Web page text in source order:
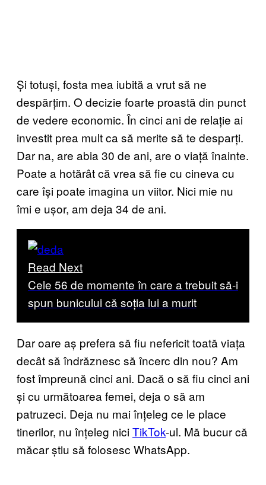
Și totuși, fosta mea iubită a vrut să ne
despărțim. O decizie foarte proastă din punct
de vedere economic. În cinci ani de relație ai
investit prea mult ca să merite să te desparți.
Dar na, are abia 30 de ani, are o viață înainte.
Poate a hotărât că vrea să fie cu cineva cu
care își poate imagina un viitor. Nici mie nu
îmi e ușor, am deja 34 de ani.
Read Next
Cele 56 de momente în care a trebuit să-i
spun bunicului că soția lui a murit
Dar oare aș prefera să fiu nefericit toată viața
decât să îndrăznesc să încerc din nou? Am
fost împreună cinci ani. Dacă o să fiu cinci ani
și cu următoarea femei, deja o să am
patruzeci. Deja nu mai înțeleg ce le place
tinerilor, nu înțeleg niciTikTok-ul. Mă bucur că
măcar știu să folosesc WhatsApp.